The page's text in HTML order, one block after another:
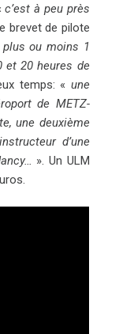
c’est à peu près
brevet de pilote
plus ou moins 1
et 20 heures de
temps: « une
de METZ-
une deuxième
d’une
». Un ULM